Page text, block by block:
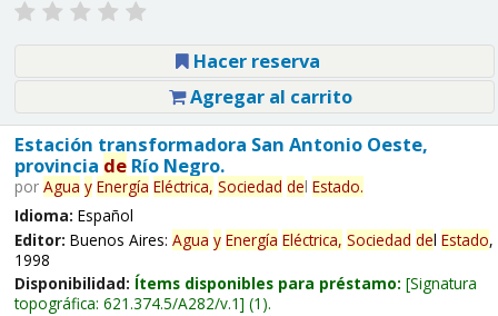
Hacer reserva
Agregar al carrito
Estación transformadora San Antonio Oeste,
provincia deRío Negro.
por Agua y Energía Eléctrica, Sociedad del Estado.
Idioma: Español
Editor: Buenos Aires: Agua y Energía Eléctrica, Sociedad del Estado,
1998
Disponibilidad: Ítems disponibles para préstamo: Signatura
topográfica: 621.374.5/A282/v.1 (1).